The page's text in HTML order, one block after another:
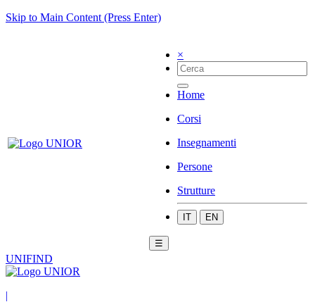
Skip to Main Content (Press Enter)
×
Home
Corsi
Insegnamenti
Persone
Strutture
IT EN
☰
UNIFIND
|